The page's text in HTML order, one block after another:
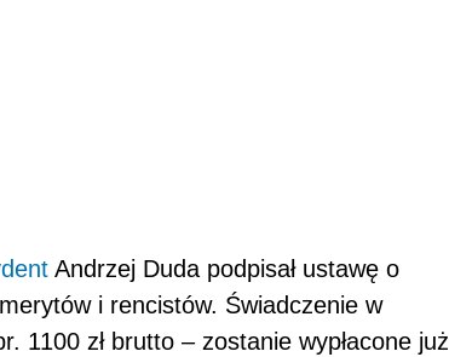
Andrzej Duda podpisał ustawę o
i rencistów. Świadczenie w
1100 zł brutto – zostanie wypłacone już